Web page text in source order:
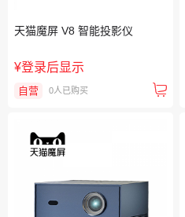
天猫魔屏 V8 智能投影仪
¥登录后显示
自营 0人已购买